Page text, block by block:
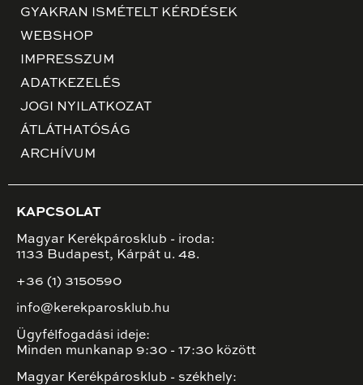
GYAKRAN ISMÉTELT KÉRDÉSEK
WEBSHOP
IMPRESSZUM
ADATKEZELÉS
JOGI NYILATKOZAT
ÁTLÁTHATÓSÁG
ARCHÍVUM
KAPCSOLAT
Magyar Kerékpárosklub - iroda:
1133 Budapest, Kárpát u. 48.
+36 (1) 3150590
info@kerekparosklub.hu
Ügyfélfogadási ideje:
Minden munkanap 9:30 - 17:30 között
Magyar Kerékpárosklub - székhely: